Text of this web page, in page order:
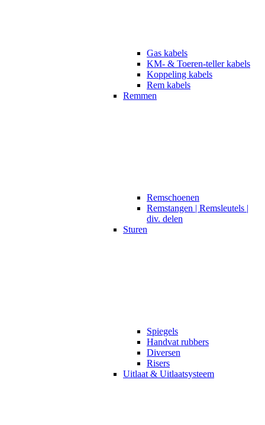
Gas kabels
KM- & Toeren-teller kabels
Koppeling kabels
Rem kabels
Remmen
Remschoenen
Remstangen | Remsleutels |
div. delen
Sturen
Spiegels
Handvat rubbers
Diversen
Risers
Uitlaat & Uitlaatsysteem